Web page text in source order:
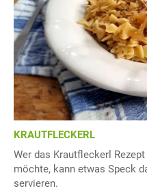
KRAUTFLECKERL
Wer das Krautfleckerl
möchte, kann etwas Speck
servieren.